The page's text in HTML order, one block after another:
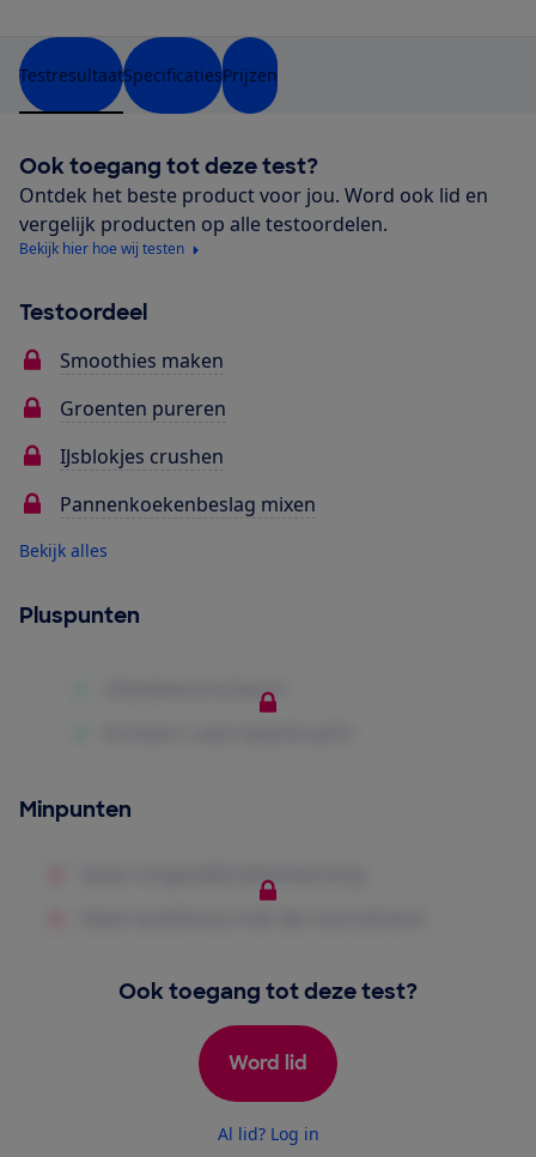
TestresultaatSpecificatiesPrijzen
Ook toegang tot deze test?
Ontdek het beste product voor jou. Word ook lid en
vergelijk producten op alle testoordelen.
Bekijk hier hoe wij testen
Testoordeel
Smoothies maken
Groenten pureren
IJsblokjes crushen
Pannenkoekenbeslag mixen
Bekijk alles
Pluspunten
Minpunten
Ook toegang tot deze test?
Word lid
Al lid? Log in